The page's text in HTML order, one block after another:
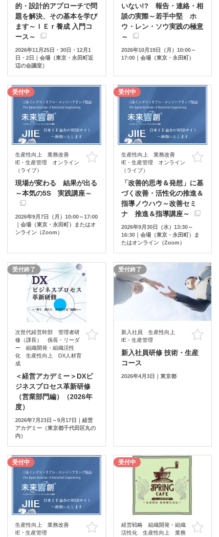
的・設計的アプローチで問
題を解決、その基本を学び
ます～ＩＥｒ養成 入門コ
ース～
2026年11月25日・30日・12月1
日・2日｜会場（東京・永田町近
辺の会議室）
いない!? 報告・連絡・相
談の実際～若手中堅 ホ
ウ・レン・ソウ実践の極意
～
2026年10月19日（月）10:00～
17:00｜会場（東京・永田町）
受付中
生産性向上 業務改善
IE・生産管理 オンライン
（ライブ）
お気に入り
現場が変わる 結果が出る
～本気の5S 実践講座～
2026年9月7日（月）10:00～17:00
｜会場（東京・永田町）またはオ
ンライン（Zoom）
受付中
生産性向上 業務改善
IE・生産管理 オンライン
（ライブ）
「改善的思考＆発想」に基
づく改善・活性化の推進＆
指導ノウハウ～改善セミ
ナ 推進＆指導講座～
2026年9月30日（水）13:30～
16:30｜会場（東京・永田町）ま
たはオンライン（Zoom）
受付終了
次世代経営幹部 管理者研
修（課長） 係長・リーダ
ー 組織開発・組織活性
化 生産性向上 DX人材育
成
お気に入り
＜経営アカデミー＞DXビ
ジネスプロセス革新研修
（営業部門編）（2026年
度）
2026年7月23日～9月17日｜経営
アカデミー（東京都千代田区丸の
内）
受付終了
新入社員 生産性向上
IE・生産管理
新入社員研修 技術・生産
コース
2026年4月3日｜東京都
受付中
生産性向上 業務改善
IE・生産管理
お気に入り
受付中
経営戦略 組織開発・組織
活性化 生産性向上 業務